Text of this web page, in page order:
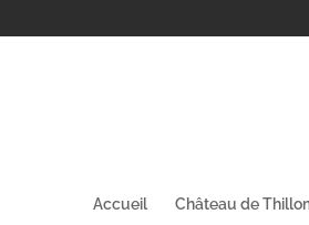
Accueil Château de